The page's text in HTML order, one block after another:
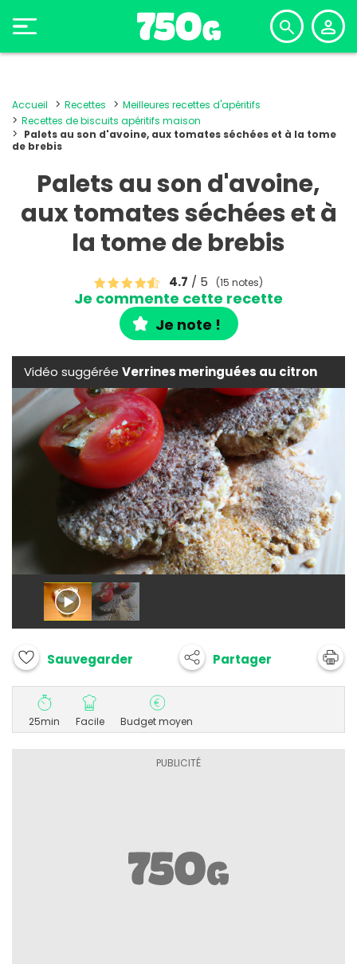
Accueil Recettes
Meilleures recettes d'apéritifs
Recettes de biscuits apéritifs maison
Palets au son d'avoine, aux tomates séchées et à la tome
de brebis
Palets au son d'avoine,
aux tomates séchées et à
la tome de brebis
4.7 / 5 (15 notes)
Je commente cette recette
Je note !
Vidéo suggérée Verrines meringuées au citron
Sauvegarder Partager
25min Facile Budget moyen